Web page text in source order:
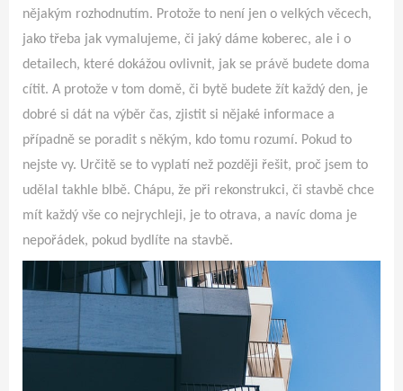
nějakým rozhodnutím. Protože to není jen o velkých věcech,
jako třeba jak vymalujeme, či jaký dáme koberec, ale i o
detailech, které dokážou ovlivnit, jak se právě budete doma
cítit. A protože v tom domě, či bytě budete žít každý den, je
dobré si dát na výběr čas, zjistit si nějaké informace a
případně se poradit s někým, kdo tomu rozumí. Pokud to
nejste vy. Určitě se to vyplatí než později řešit, proč jsem to
udělal takhle blbě. Chápu, že při rekonstrukci, či stavbě chce
mít každý vše co nejrychleji, je to otrava, a navíc doma je
nepořádek, pokud bydlíte na stavbě.